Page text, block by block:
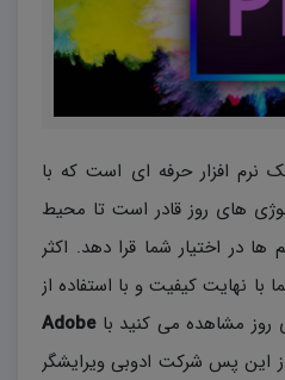
نرم افزار حرفه ای است که با
های روز قادر است تا محیط
ها در اختیار شما قرا دهد. اکثر
با نهایت کیفیت و با استفاده از
روز مشاهده می کنید باAdobe
این پس شرکت ادوبی ویرایشگر